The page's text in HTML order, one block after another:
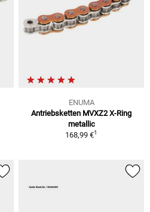
ENUMA
Antriebsketten MVXZ2 X-Ring
metallic
168,99 €1